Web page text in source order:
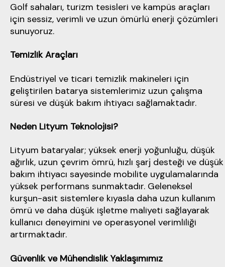
Golf sahaları, turizm tesisleri ve kampüs araçları
için sessiz, verimli ve uzun ömürlü enerji çözümleri
sunuyoruz.
Temizlik Araçları
Endüstriyel ve ticari temizlik makineleri için
geliştirilen batarya sistemlerimiz uzun çalışma
süresi ve düşük bakım ihtiyacı sağlamaktadır.
Neden Lityum Teknolojisi?
Lityum bataryalar; yüksek enerji yoğunluğu, düşük
ağırlık, uzun çevrim ömrü, hızlı şarj desteği ve düşük
bakım ihtiyacı sayesinde mobilite uygulamalarında
yüksek performans sunmaktadır. Geleneksel
kurşun-asit sistemlere kıyasla daha uzun kullanım
ömrü ve daha düşük işletme maliyeti sağlayarak
kullanıcı deneyimini ve operasyonel verimliliği
artırmaktadır.
Güvenlik ve Mühendislik Yaklaşımımız